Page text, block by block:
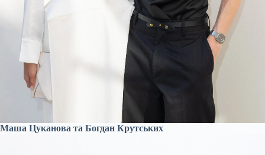
Маша Цуканова та Богдан Крутських